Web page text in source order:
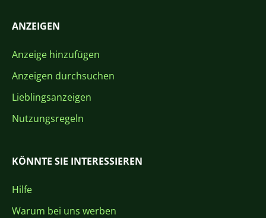
ANZEIGEN
Anzeige hinzufügen
Anzeigen durchsuchen
Lieblingsanzeigen
Nutzungsregeln
KÖNNTE SIE INTERESSIEREN
Hilfe
Warum bei uns werben